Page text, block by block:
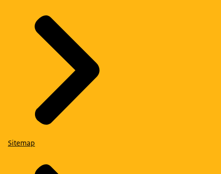
Sitemap